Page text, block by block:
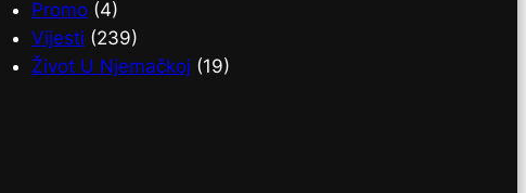
Promo (4)
Vijesti (239)
Život U Njemačkoj (19)